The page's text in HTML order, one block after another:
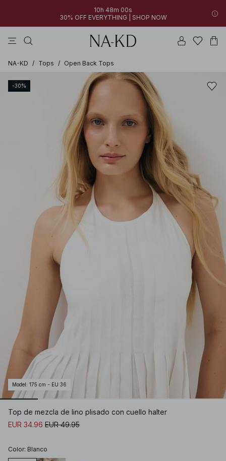
10h 48m 00s
30% OFF EVERYTHING | SHOP NOW
NA-KD / Tops / Open Back Tops
-30%
Model : 175 cm - EU 36
Top de mezcla de lino plisado con cuello halter
EUR 34.96 EUR 49.95
Color: Blanco